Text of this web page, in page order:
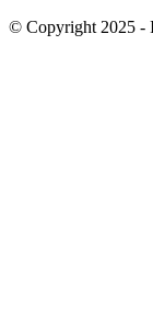
© Copyright 2025 -